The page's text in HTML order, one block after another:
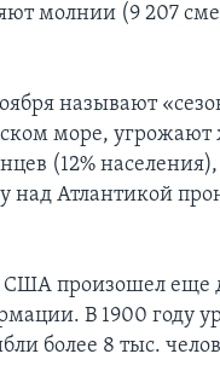
молнии (9 207
называют
море,
(12%
над Атлантикой
произошел еще
В 1900 году
более 8 тыс.